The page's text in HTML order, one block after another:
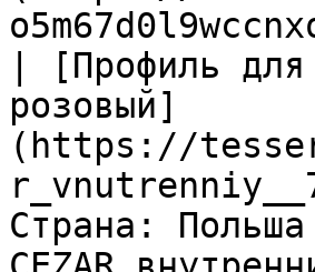
| [Профиль для
розовый]
(https://
Страна: